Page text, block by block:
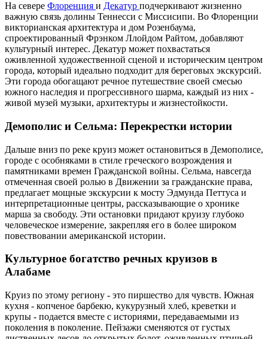
На севере Флоренция и Декатур подчеркивают жизненно
важную связь долины Теннесси с Миссисипи. Во Флоренции
викторианская архитектура и дом Розенбаума,
спроектированный Фрэнком Ллойдом Райтом, добавляют
культурный интерес. Декатур может похвастаться
оживленной художественной сценой и историческим центром
города, который идеально подходит для береговых экскурсий.
Эти города обогащают речное путешествие своей смесью
южного наследия и прогрессивного шарма, каждый из них -
живой музей музыки, архитектуры и жизнестойкости.
Демополис и Сельма: Перекрестки истории
Дальше вниз по реке круиз может остановиться в Демополисе,
городе с особняками в стиле греческого возрождения и
памятниками времен Гражданской войны. Сельма, навсегда
отмеченная своей ролью в Движении за гражданские права,
предлагает мощные экскурсии к мосту Эдмунда Петтуса и
интерпретационные центры, рассказывающие о хронике
марша за свободу. Эти остановки придают круизу глубоко
человеческое измерение, закрепляя его в более широком
повествовании американской истории.
Культурное богатство речных круизов в
Алабаме
Круиз по этому региону - это пиршество для чувств. Южная
кухня - копченое барбекю, кукурузный хлеб, креветки и
крупы - подается вместе с историями, передаваемыми из
поколения в поколение. Пейзажи сменяются от густых